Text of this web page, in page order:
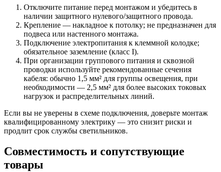
Отключите питание перед монтажом и убедитесь в
наличии защитного нулевого/защитного провода.
Крепление — накладное к потолку; не предназначен для
подвеса или настенного монтажа.
Подключение электропитания к клеммной колодке;
обязательное заземление (класс I).
При организации группового питания и сквозной
проводки используйте рекомендованные сечения
кабеля: обычно 1,5 мм² для группы освещения, при
необходимости — 2,5 мм² для более высоких токовых
нагрузок и распределительных линий.
Если вы не уверены в схеме подключения, доверьте монтаж
квалифицированному электрику — это снизит риски и
продлит срок службы светильников.
Совместимость и сопутствующие
товары